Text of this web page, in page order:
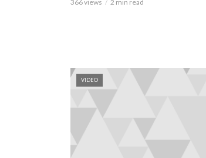
366 views 2 min read
VIDEO